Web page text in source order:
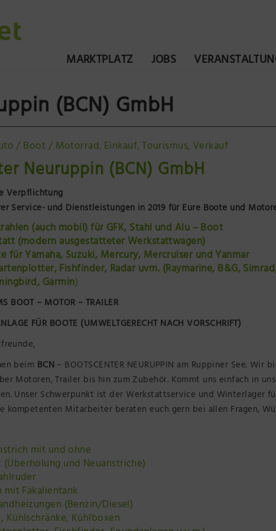
MARKTPLATZ JOBS
(BCN) GmbH
/ Boot / Motorrad, Einkauf,Tourismus, Verkauf
Neuruppin (BCN) GmbH
Verpflichtung
Service- und Dienstleistungen in 2019 für Eure Boote und
(auch mobil) für GFK, Stahl und Alu – Boot
(modern ausgestatteter Werkstattwagen)
für Yamaha, Suzuki, Mercury, Mercruiser und Yanmar
Fishfinder, Radar uvm. (Raymarine, B&G,
Garmin)
BOOT – MOTOR – TRAILER
FÜR BOOTE (UMWELTGERECHT NACH VORSCHRIFT)
beim BCN– BOOTSCENTER NEURUPPIN am Ruppiner See.
Motoren, Trailer bis hin zum Zubehör. Kommt uns einfach in
Unser Schwerpunkt ist der Werkstattservice und Winterlager
kompetenten Mitarbeiter beraten euch gern bei allen Fragen,
mit und ohne
(Überholung und Neuanstriche)
mit Fäkalientank
(Benzin/Diesel)
Kühlschränke, Kühlboxen